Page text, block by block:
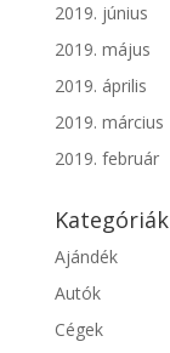
2019. június
2019. május
2019. április
2019. március
2019. február
Kategóriák
Ajándék
Autók
Cégek